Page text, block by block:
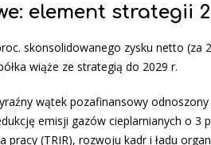
element strategii
skonsolidowanego zysku netto (za
wiąże ze strategią do 2029 r.
wątek pozafinansowy
emisji gazów cieplarnianych o 3
(TRIR), rozwoju kadr i ładu